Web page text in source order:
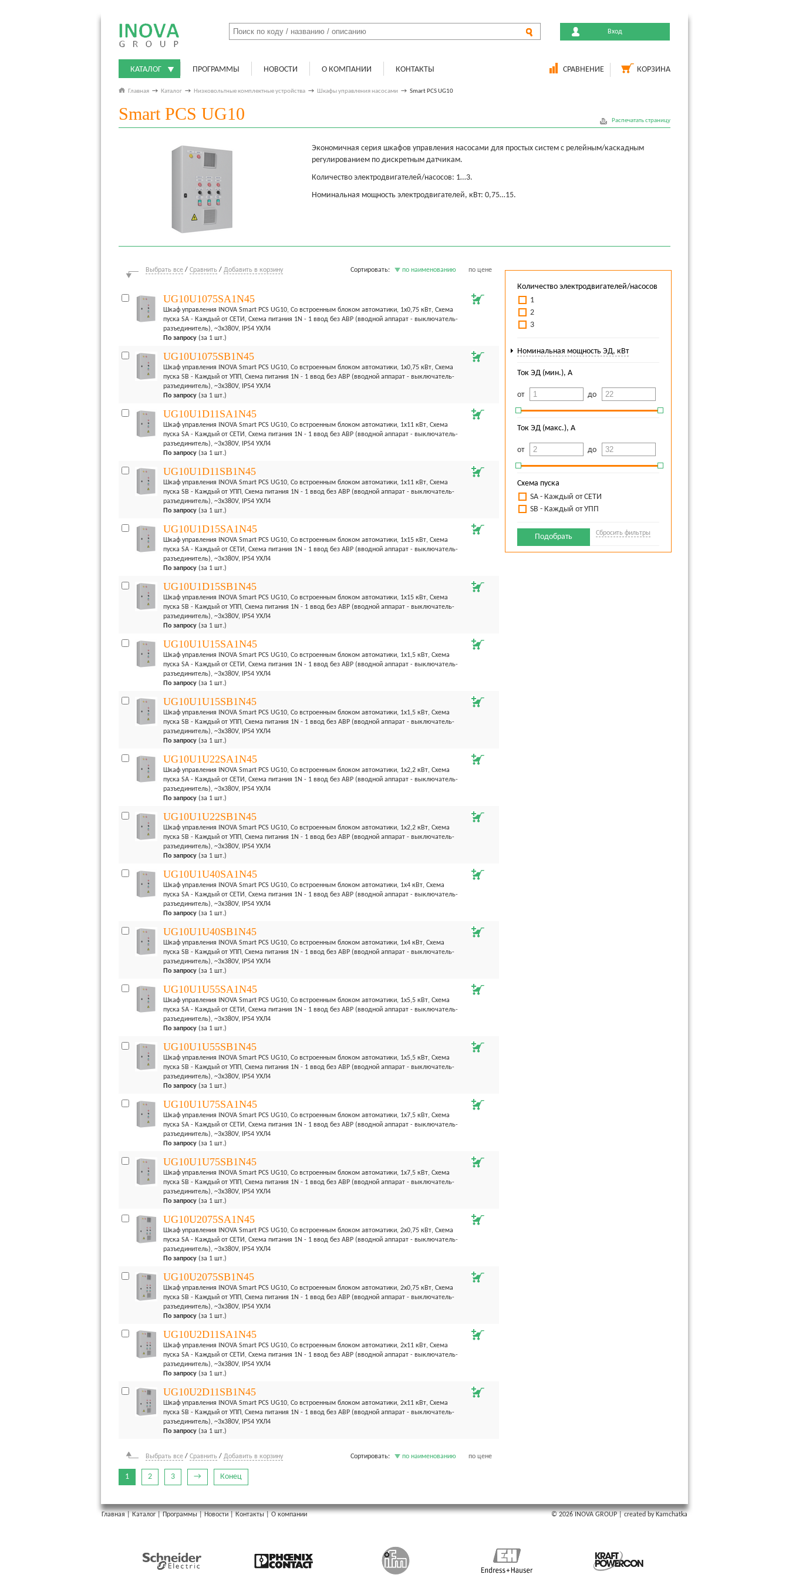
Вход
КАТАЛОГ ПРОГРАММЫ НОВОСТИ О КОМПАНИИ КОНТАКТЫ СРАВНЕНИЕ КОРЗИНА
Главная → Каталог → Низковольтные комплектные устройства → Шкафы управления насосами → Smart PCS UG10
Smart PCS UG10 Распечатать страницу
Экономичная серия шкафов управления насосами для простых систем с релейным/каскадным
регулированием по дискретным датчикам.
Количество электродвигателей/насосов: 1…3.
Номинальная мощность электродвигателей, кВт: 0,75…15.
Выбрать все / Сравнить / Добавить в корзину Сортировать: по наименованию по цене
UG10U1075SA1N45
Шкаф управления INOVA Smart PCS UG10, Со встроенным блоком автоматики, 1х0,75 кВт, Схема
пуска SA - Каждый от СЕТИ, Схема питания 1N - 1 ввод без АВР (вводной аппарат - выключатель-
разъединитель), ~3x380V, IP54 УХЛ4
По запросу (за 1 шт.)
UG10U1075SB1N45
Шкаф управления INOVA Smart PCS UG10, Со встроенным блоком автоматики, 1х0,75 кВт, Схема
пуска SB - Каждый от УПП, Схема питания 1N - 1 ввод без АВР (вводной аппарат - выключатель-
разъединитель), ~3x380V, IP54 УХЛ4
По запросу (за 1 шт.)
UG10U1D11SA1N45
Шкаф управления INOVA Smart PCS UG10, Со встроенным блоком автоматики, 1х11 кВт, Схема
пуска SA - Каждый от СЕТИ, Схема питания 1N - 1 ввод без АВР (вводной аппарат - выключатель-
разъединитель), ~3x380V, IP54 УХЛ4
По запросу (за 1 шт.)
UG10U1D11SB1N45
Шкаф управления INOVA Smart PCS UG10, Со встроенным блоком автоматики, 1х11 кВт, Схема
пуска SB - Каждый от УПП, Схема питания 1N - 1 ввод без АВР (вводной аппарат - выключатель-
разъединитель), ~3x380V, IP54 УХЛ4
По запросу (за 1 шт.)
UG10U1D15SA1N45
Шкаф управления INOVA Smart PCS UG10, Со встроенным блоком автоматики, 1х15 кВт, Схема
пуска SA - Каждый от СЕТИ, Схема питания 1N - 1 ввод без АВР (вводной аппарат - выключатель-
разъединитель), ~3x380V, IP54 УХЛ4
По запросу (за 1 шт.)
UG10U1D15SB1N45
Шкаф управления INOVA Smart PCS UG10, Со встроенным блоком автоматики, 1х15 кВт, Схема
пуска SB - Каждый от УПП, Схема питания 1N - 1 ввод без АВР (вводной аппарат - выключатель-
разъединитель), ~3x380V, IP54 УХЛ4
По запросу (за 1 шт.)
UG10U1U15SA1N45
Шкаф управления INOVA Smart PCS UG10, Со встроенным блоком автоматики, 1х1,5 кВт, Схема
пуска SA - Каждый от СЕТИ, Схема питания 1N - 1 ввод без АВР (вводной аппарат - выключатель-
разъединитель), ~3x380V, IP54 УХЛ4
По запросу (за 1 шт.)
UG10U1U15SB1N45
Шкаф управления INOVA Smart PCS UG10, Со встроенным блоком автоматики, 1х1,5 кВт, Схема
пуска SB - Каждый от УПП, Схема питания 1N - 1 ввод без АВР (вводной аппарат - выключатель-
разъединитель), ~3x380V, IP54 УХЛ4
По запросу (за 1 шт.)
UG10U1U22SA1N45
Шкаф управления INOVA Smart PCS UG10, Со встроенным блоком автоматики, 1х2,2 кВт, Схема
пуска SA - Каждый от СЕТИ, Схема питания 1N - 1 ввод без АВР (вводной аппарат - выключатель-
разъединитель), ~3x380V, IP54 УХЛ4
По запросу (за 1 шт.)
UG10U1U22SB1N45
Шкаф управления INOVA Smart PCS UG10, Со встроенным блоком автоматики, 1х2,2 кВт, Схема
пуска SB - Каждый от УПП, Схема питания 1N - 1 ввод без АВР (вводной аппарат - выключатель-
разъединитель), ~3x380V, IP54 УХЛ4
По запросу (за 1 шт.)
UG10U1U40SA1N45
Шкаф управления INOVA Smart PCS UG10, Со встроенным блоком автоматики, 1х4 кВт, Схема
пуска SA - Каждый от СЕТИ, Схема питания 1N - 1 ввод без АВР (вводной аппарат - выключатель-
разъединитель), ~3x380V, IP54 УХЛ4
По запросу (за 1 шт.)
UG10U1U40SB1N45
Шкаф управления INOVA Smart PCS UG10, Со встроенным блоком автоматики, 1х4 кВт, Схема
пуска SB - Каждый от УПП, Схема питания 1N - 1 ввод без АВР (вводной аппарат - выключатель-
разъединитель), ~3x380V, IP54 УХЛ4
По запросу (за 1 шт.)
UG10U1U55SA1N45
Шкаф управления INOVA Smart PCS UG10, Со встроенным блоком автоматики, 1х5,5 кВт, Схема
пуска SA - Каждый от СЕТИ, Схема питания 1N - 1 ввод без АВР (вводной аппарат - выключатель-
разъединитель), ~3x380V, IP54 УХЛ4
По запросу (за 1 шт.)
UG10U1U55SB1N45
Шкаф управления INOVA Smart PCS UG10, Со встроенным блоком автоматики, 1х5,5 кВт, Схема
пуска SB - Каждый от УПП, Схема питания 1N - 1 ввод без АВР (вводной аппарат - выключатель-
разъединитель), ~3x380V, IP54 УХЛ4
По запросу (за 1 шт.)
UG10U1U75SA1N45
Шкаф управления INOVA Smart PCS UG10, Со встроенным блоком автоматики, 1х7,5 кВт, Схема
пуска SA - Каждый от СЕТИ, Схема питания 1N - 1 ввод без АВР (вводной аппарат - выключатель-
разъединитель), ~3x380V, IP54 УХЛ4
По запросу (за 1 шт.)
UG10U1U75SB1N45
Шкаф управления INOVA Smart PCS UG10, Со встроенным блоком автоматики, 1х7,5 кВт, Схема
пуска SB - Каждый от УПП, Схема питания 1N - 1 ввод без АВР (вводной аппарат - выключатель-
разъединитель), ~3x380V, IP54 УХЛ4
По запросу (за 1 шт.)
UG10U2075SA1N45
Шкаф управления INOVA Smart PCS UG10, Со встроенным блоком автоматики, 2х0,75 кВт, Схема
пуска SA - Каждый от СЕТИ, Схема питания 1N - 1 ввод без АВР (вводной аппарат - выключатель-
разъединитель), ~3x380V, IP54 УХЛ4
По запросу (за 1 шт.)
UG10U2075SB1N45
Шкаф управления INOVA Smart PCS UG10, Со встроенным блоком автоматики, 2х0,75 кВт, Схема
пуска SB - Каждый от УПП, Схема питания 1N - 1 ввод без АВР (вводной аппарат - выключатель-
разъединитель), ~3x380V, IP54 УХЛ4
По запросу (за 1 шт.)
UG10U2D11SA1N45
Шкаф управления INOVA Smart PCS UG10, Со встроенным блоком автоматики, 2х11 кВт, Схема
пуска SA - Каждый от СЕТИ, Схема питания 1N - 1 ввод без АВР (вводной аппарат - выключатель-
разъединитель), ~3x380V, IP54 УХЛ4
По запросу (за 1 шт.)
UG10U2D11SB1N45
Шкаф управления INOVA Smart PCS UG10, Со встроенным блоком автоматики, 2х11 кВт, Схема
пуска SB - Каждый от УПП, Схема питания 1N - 1 ввод без АВР (вводной аппарат - выключатель-
разъединитель), ~3x380V, IP54 УХЛ4
По запросу (за 1 шт.)
Выбрать все / Сравнить / Добавить в корзину Сортировать: по наименованию по цене
1 2 3 → Конец
Количество электродвигателей/насосов
1
2
3
Номинальная мощность ЭД, кВт
Ток ЭД (мин.), А
от до
Ток ЭД (макс.), А
от до
Схема пуска
SA - Каждый от СЕТИ
SB - Каждый от УПП
Подобрать Сбросить фильтры
Главная | Каталог | Программы | Новости | Контакты | О компании © 2026 INOVA GROUP | created by Kamchatka